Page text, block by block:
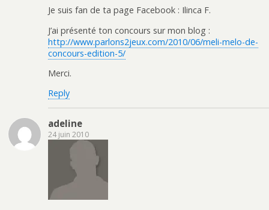
Je suis fan de ta page Facebook : Ilinca F.
J’ai présenté ton concours sur mon blog :
http://www.parlons2jeux.com/2010/06/meli-melo-de-
concours-edition-5/
Merci.
Reply
adeline
24 juin 2010